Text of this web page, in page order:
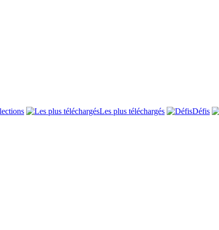
Les plus téléchargés Défis